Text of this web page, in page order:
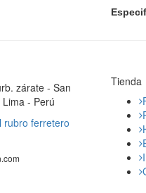
zárate - San
- Perú
rubro ferretero
Tienda